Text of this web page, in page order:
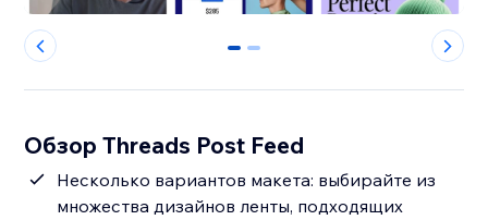
0 1
Обзор Threads Post Feed
Несколько вариантов макета: выбирайте из
множества дизайнов ленты, подходящих